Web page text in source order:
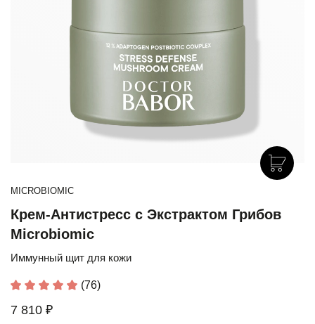
MICROBIOMIC
Крем-Антистресс с Экстрактом Грибов
Microbiomic
Иммунный щит для кожи
(76)
7 810 ₽